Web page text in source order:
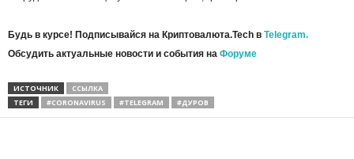
Будь в курсе! Подписывайся на Криптовалюта.Tech в Telegram.
Обсудить актуальные новости и события на Форуме
ИСТОЧНИК
ССЫЛКА
ТЕГИ
#CORONAVIRUS #TELEGRAM #ДУРОВ